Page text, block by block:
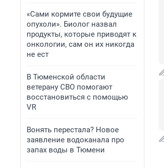
«Сами кормите свои будущие
опухоли». Биолог назвал
продукты, которые приводят к
онкологии, сам он их никогда
не ест
В Тюменской области
ветерану СВО помогают
восстановиться с помощью
VR
Вонять перестала? Новое
заявление водоканала про
запах воды в Тюмени